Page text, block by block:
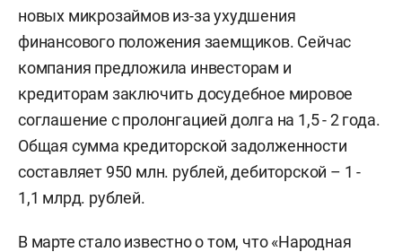
новых микрозаймов из-за ухудшения
финансового положения заемщиков. Сейчас
компания предложила инвесторам и
кредиторам заключить досудебное мировое
соглашение с пролонгацией долга на 1,5 - 2 года.
Общая сумма кредиторской задолженности
составляет 950 млн. рублей, дебиторской – 1 -
1,1 млрд. рублей.
В марте стало известно о том, что «Народная